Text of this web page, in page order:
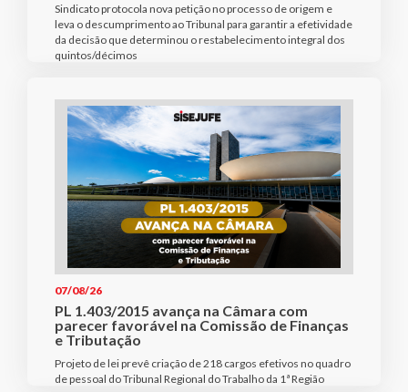
Sindicato protocola nova petição no processo de origem e
leva o descumprimento ao Tribunal para garantir a efetividade
da decisão que determinou o restabelecimento integral dos
quintos/décimos
07/08/26
PL 1.403/2015 avança na Câmara com
parecer favorável na Comissão de Finanças
e Tributação
Projeto de lei prevê criação de 218 cargos efetivos no quadro
de pessoal do Tribunal Regional do Trabalho da 1ª Região